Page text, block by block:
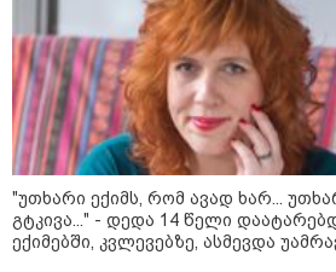
11:17 / 08-08-2026
არშემდგარი ქორწინება
"უთხარი ექიმს, რომ ავად ხარ...
გტკივა..." - დედა 14 წელი
ექიმებში, კვლევებზე, ასმევდა